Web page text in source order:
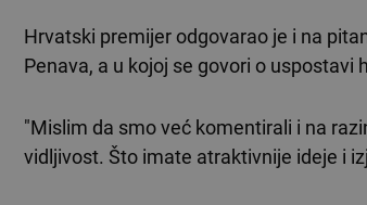
Hrvatski premijer odgovarao je i na
Penava, a u kojoj se govori o
"Mislim da smo već komentirali i na
vidljivost. Što imate atraktivnije ideje i